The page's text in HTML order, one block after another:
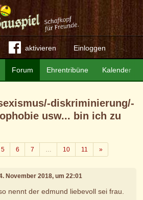
aktivieren Einloggen
Forum Ehrentribüne Kalender
diskriminierung/-
usw... bin ich zu
5 6 7 … 10 11 »Weiter
November 2018, um 22:01
nennt der edmund liebevoll sei frau.